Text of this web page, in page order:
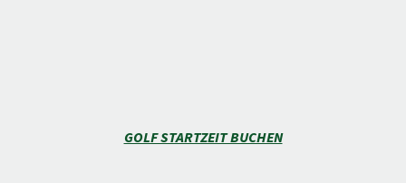
GOLF STARTZEIT BUCHEN